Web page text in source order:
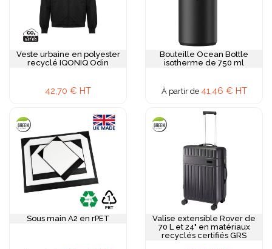
Veste urbaine en polyester
recyclé IQONIQ Odin
42,70 € HT
Bouteille Ocean Bottle
isotherme de 750 ml
À partir de 41,46 € HT
Sous main A2 en rPET
Valise extensible Rover de
70 L et 24" en matériaux
recyclés certifiés GRS